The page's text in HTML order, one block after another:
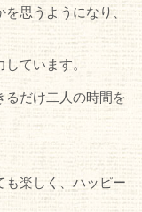
を思うようになり、
ています。
るだけ二人の時間を
も楽しく、ハッピー